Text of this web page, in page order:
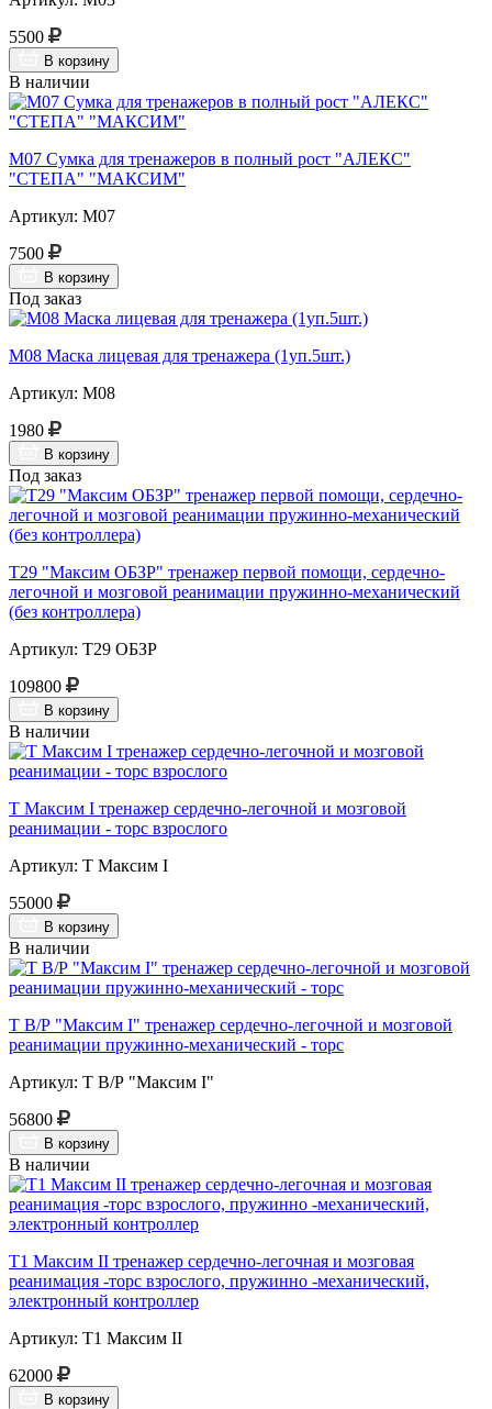
5500
В корзину
В наличии
М07 Сумка для тренажеров в полный рост "АЛЕКС"
"СТЕПА" "МАКСИМ"
Артикул: М07
7500
В корзину
Под заказ
М08 Маска лицевая для тренажера (1уп.5шт.)
Артикул: М08
1980
В корзину
Под заказ
Т29 "Максим ОБЗР" тренажер первой помощи, сердечно-
легочной и мозговой реанимации пружинно-механический
(без контроллера)
Артикул: Т29 ОБЗР
109800
В корзину
В наличии
Т Максим I тренажер сердечно-легочной и мозговой
реанимации - торс взрослого
Артикул: Т Максим I
55000
В корзину
В наличии
Т В/Р "Максим I" тренажер сердечно-легочной и мозговой
реанимации пружинно-механический - торс
Артикул: Т В/Р "Максим I"
56800
В корзину
В наличии
Т1 Максим II тренажер сердечно-легочная и мозговая
реанимация -торс взрослого, пружинно -механический,
электронный контроллер
Артикул: Т1 Максим II
62000
В корзину